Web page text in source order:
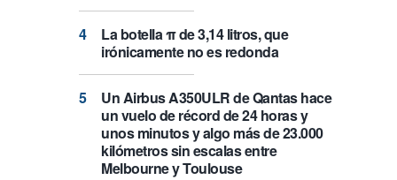
La botella π de 3,14 litros, que
irónicamente no es redonda
Un Airbus A350ULR de Qantas hace
un vuelo de récord de 24 horas y
unos minutos y algo más de 23.000
kilómetros sin escalas entre
Melbourne y Toulouse